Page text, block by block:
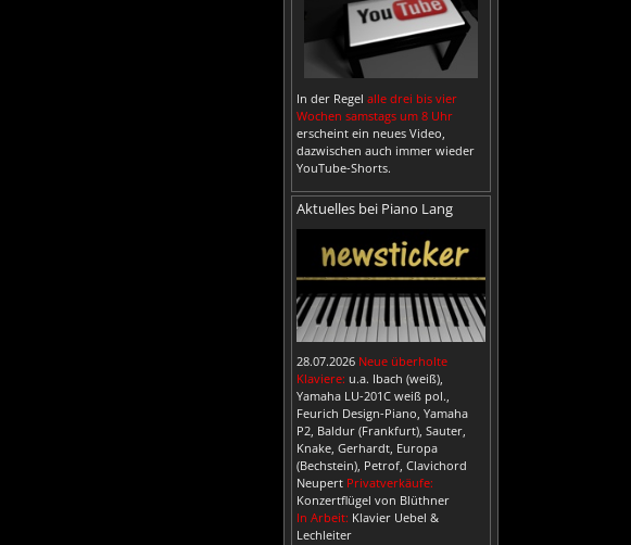
In der Regel alle drei bis vier
Wochen samstags um 8 Uhr
erscheint ein neues Video,
dazwischen auch immer wieder
YouTube-Shorts.
Aktuelles bei Piano Lang
28.07.2026 Neue überholte
Klaviere: u.a. Ibach (weiß),
Yamaha LU-201C weiß pol.,
Feurich Design-Piano, Yamaha
P2, Baldur (Frankfurt), Sauter,
Knake, Gerhardt, Europa
(Bechstein), Petrof, Clavichord
Neupert Privatverkäufe:
Konzertflügel von Blüthner
In Arbeit: Klavier Uebel &
Lechleiter